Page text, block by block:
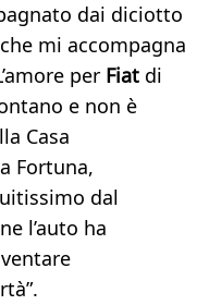
dai diciotto
mi accompagna
per Fiat di
e non è
Casa
Fortuna,
dal
l’auto ha